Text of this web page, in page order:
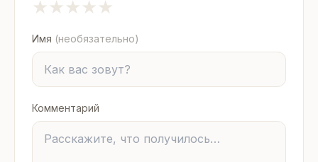
★
★
★
★
★
Имя (необязательно)
Комментарий